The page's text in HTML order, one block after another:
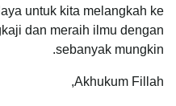
untuk kita melangkah ke
dan meraih ilmu dengan
sebanyak mungkin.
Akhukum Fillah,